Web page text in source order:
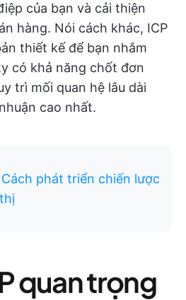
của bạn và cải thiện
hàng. Nói cách khác, ICP
thiết kế để bạn nhắm
có khả năng chốt đơn
trì mối quan hệ lâu dài
cao nhất.
Cách phát triển chiến lược
quan trọng